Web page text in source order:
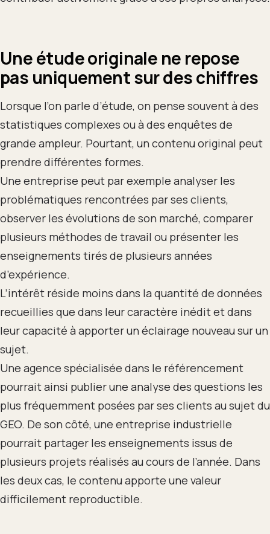
Une étude originale ne repose
pas uniquement sur des chiffres
Lorsque l’on parle d’étude, on pense souvent à des
statistiques complexes ou à des enquêtes de
grande ampleur. Pourtant, un contenu original peut
prendre différentes formes.
Une entreprise peut par exemple analyser les
problématiques rencontrées par ses clients,
observer les évolutions de son marché, comparer
plusieurs méthodes de travail ou présenter les
enseignements tirés de plusieurs années
d’expérience.
L’intérêt réside moins dans la quantité de données
recueillies que dans leur caractère inédit et dans
leur capacité à apporter un éclairage nouveau sur un
sujet.
Une agence spécialisée dans le référencement
pourrait ainsi publier une analyse des questions les
plus fréquemment posées par ses clients au sujet du
GEO. De son côté, une entreprise industrielle
pourrait partager les enseignements issus de
plusieurs projets réalisés au cours de l’année. Dans
les deux cas, le contenu apporte une valeur
difficilement reproductible.